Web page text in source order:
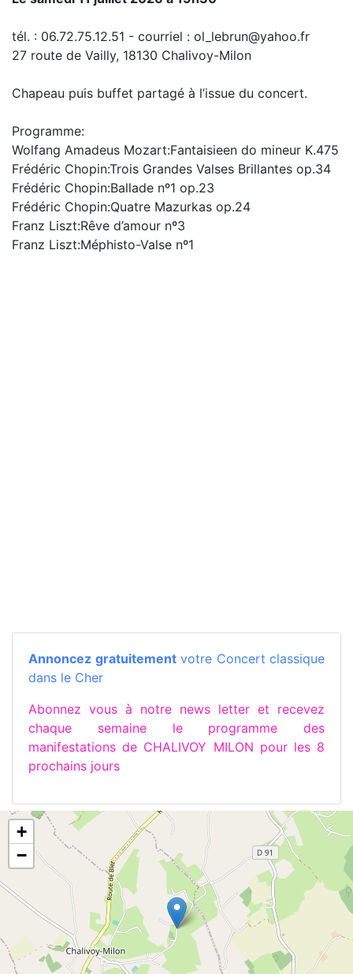
tél. : 06.72.75.12.51 - courriel : ol_lebrun@yahoo.fr
27 route de Vailly, 18130 Chalivoy-Milon
Chapeau puis buffet partagé à l’issue du concert.
Programme:
Wolfang Amadeus Mozart:Fantaisieen do mineur K.475
Frédéric Chopin:Trois Grandes Valses Brillantes op.34
Frédéric Chopin:Ballade nº1 op.23
Frédéric Chopin:Quatre Mazurkas op.24
Franz Liszt:Rêve d’amour nº3
Franz Liszt:Méphisto-Valse nº1
Annoncez gratuitementvotre Concert classique
dans le Cher
Abonnez vous à notre news letter et recevez
chaque semaine le programme des
manifestations de CHALIVOY MILON pour les 8
prochains jours
+
−